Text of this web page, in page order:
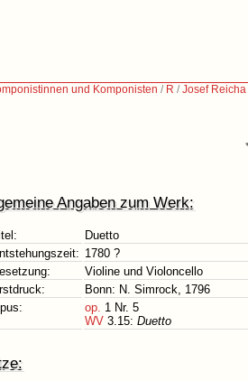
und Komponisten / R /Josef
Angaben zum Werk:
Duetto
1780 ?
Violine und Violoncello
Bonn: N. Simrock, 1796
op. 1 Nr. 5
WV 3.15: Duetto